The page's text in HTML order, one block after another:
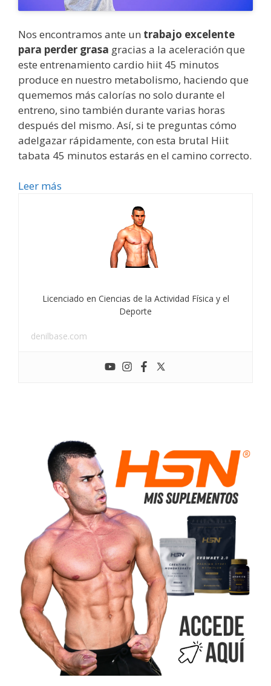
Nos encontramos ante un trabajo excelente
para perder grasa gracias a la aceleración que
este entrenamiento cardio hiit 45 minutos
produce en nuestro metabolismo, haciendo que
quememos más calorías no solo durante el
entreno, sino también durante varias horas
después del mismo. Así, si te preguntas cómo
adelgazar rápidamente, con esta brutal Hiit
tabata 45 minutos estarás en el camino correcto.
Leer más
Licenciado en Ciencias de la Actividad Física y el
Deporte
denilbase.com